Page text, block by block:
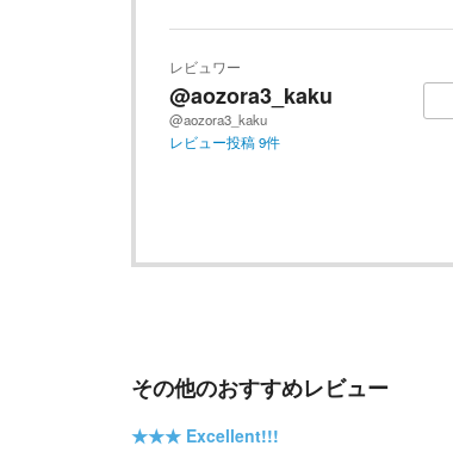
レビュワー
@aozora3_kaku
@aozora3_kaku
レビュー投稿9件
その他のおすすめレビュー
★★★ Excellent!!!